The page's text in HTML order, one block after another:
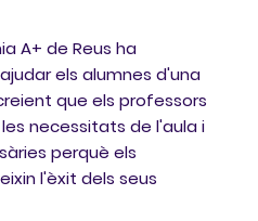
A+ de Reus ha
els alumnes d'una
que els professors
necessitats de l'aula i
perquè els
l'èxit dels seus